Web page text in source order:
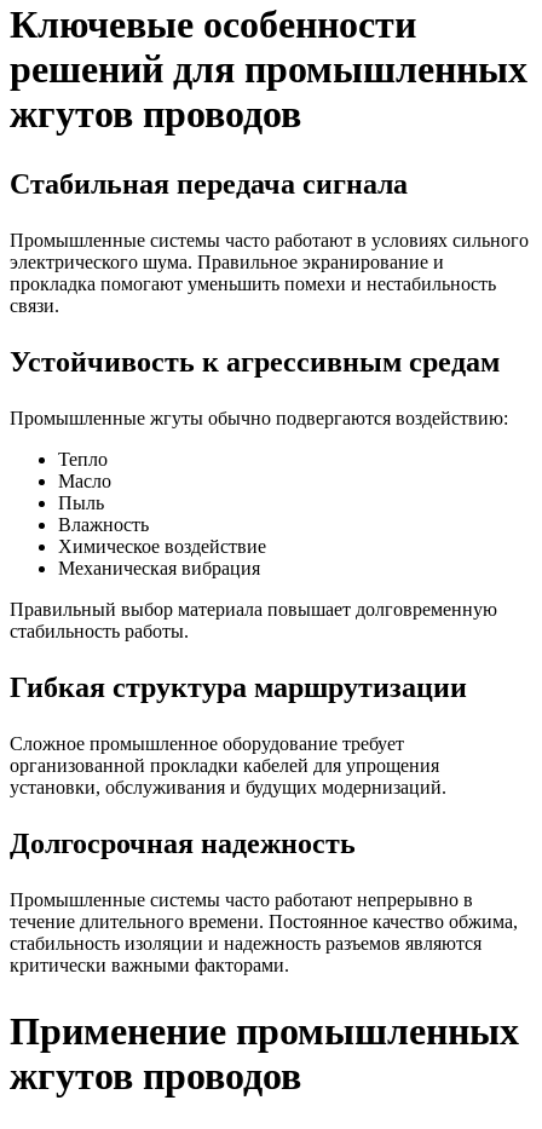
Ключевые особенности
решений для промышленных
жгутов проводов
Стабильная передача сигнала
Промышленные системы часто работают в условиях сильного
электрического шума. Правильное экранирование и
прокладка помогают уменьшить помехи и нестабильность
связи.
Устойчивость к агрессивным средам
Промышленные жгуты обычно подвергаются воздействию:
Тепло
Масло
Пыль
Влажность
Химическое воздействие
Механическая вибрация
Правильный выбор материала повышает долговременную
стабильность работы.
Гибкая структура маршрутизации
Сложное промышленное оборудование требует
организованной прокладки кабелей для упрощения
установки, обслуживания и будущих модернизаций.
Долгосрочная надежность
Промышленные системы часто работают непрерывно в
течение длительного времени. Постоянное качество обжима,
стабильность изоляции и надежность разъемов являются
критически важными факторами.
Применение промышленных
жгутов проводов